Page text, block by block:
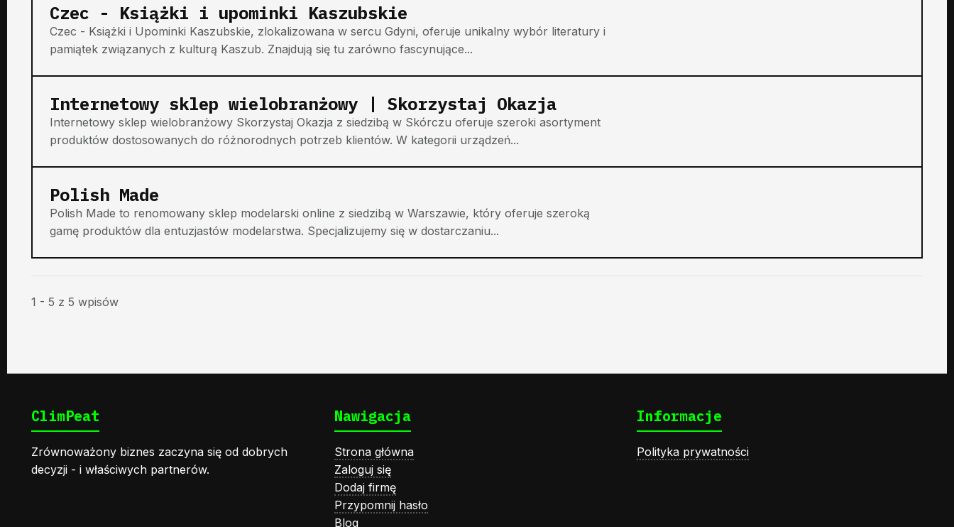
Czec - Książki i upominki Kaszubskie
Czec - Książki i Upominki Kaszubskie, zlokalizowana w sercu Gdyni, oferuje unikalny wybór literatury i
pamiątek związanych z kulturą Kaszub. Znajdują się tu zarówno fascynujące...
Internetowy sklep wielobranżowy | Skorzystaj Okazja
Internetowy sklep wielobranżowy Skorzystaj Okazja z siedzibą w Skórczu oferuje szeroki asortyment
produktów dostosowanych do różnorodnych potrzeb klientów. W kategorii urządzeń...
Polish Made
Polish Made to renomowany sklep modelarski online z siedzibą w Warszawie, który oferuje szeroką
gamę produktów dla entuzjastów modelarstwa. Specjalizujemy się w dostarczaniu...
1 - 5 z 5 wpisów
ClimPeat
Zrównoważony biznes zaczyna się od dobrych
decyzji - i właściwych partnerów.
Nawigacja
Strona główna
Zaloguj się
Dodaj firmę
Przypomnij hasło
Blog
Informacje
Polityka prywatności